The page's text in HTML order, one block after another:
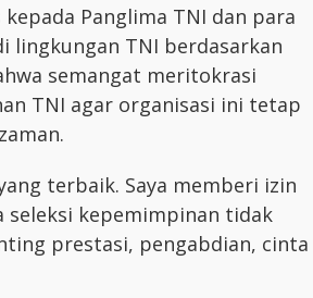
Panglima TNI dan para
lingkungan TNI berdasarkan
semangat meritokrasi
TNI agar organisasi ini tetap
terbaik. Saya memberi izin
seleksi kepemimpinan tidak
prestasi, pengabdian, cinta